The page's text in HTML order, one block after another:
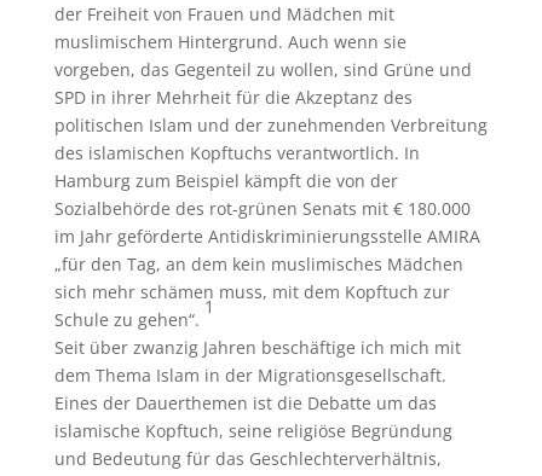
der Freiheit von Frauen und Mädchen mit
muslimischem Hintergrund. Auch wenn sie
vorgeben, das Gegenteil zu wollen, sind Grüne und
SPD in ihrer Mehrheit für die Akzeptanz des
politischen Islam und der zunehmenden Verbreitung
des islamischen Kopftuchs verantwortlich. In
Hamburg zum Beispiel kämpft die von der
Sozialbehörde des rot-grünen Senats mit € 180.000
im Jahr geförderte Antidiskriminierungsstelle AMIRA
„für den Tag, an dem kein muslimisches Mädchen
sich mehr schämen muss, mit dem Kopftuch zur
Schule zu gehen“.
1
Seit über zwanzig Jahren beschäftige ich mich mit
dem Thema Islam in der Migrationsgesellschaft.
Eines der Dauerthemen ist die Debatte um das
islamische Kopftuch, seine religiöse Begründung
und Bedeutung für das Geschlechterverhältnis,